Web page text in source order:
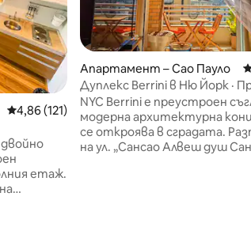
Средна оценка: 4,86 от 5, 121 отзива
4,86 (121)
етаж.
Апартамент – Сао Пауло
Дуплекс Berrini в Ню Йорк ·
гледка и самостоятелен
NYC Berrini е преустроен
модерна архитектурна
се откроява в сградата.
на ул. „Сансао Алвеш душ